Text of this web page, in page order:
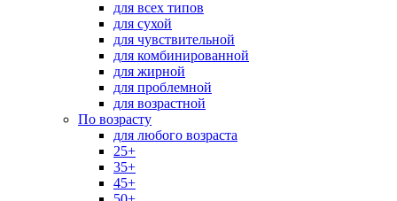
для всех типов
для сухой
для чувствительной
для комбинированной
для жирной
для проблемной
для возрастной
По возрасту
для любого возраста
25+
35+
45+